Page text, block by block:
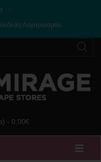
Λογαριασμού
- 0,00€